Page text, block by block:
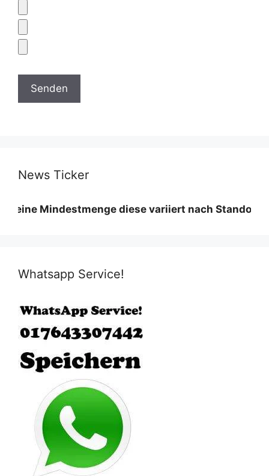
News Ticker
diese variiert nach Standort und
Whatsapp Service!